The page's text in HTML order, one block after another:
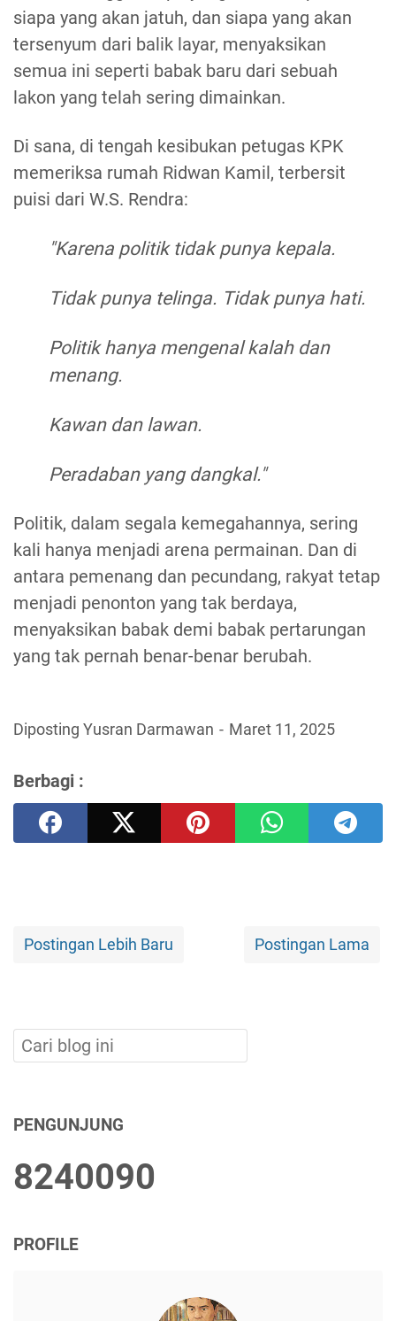
siapa yang akan jatuh, dan siapa yang akan
tersenyum dari balik layar, menyaksikan
semua ini seperti babak baru dari sebuah
lakon yang telah sering dimainkan.
Di sana, di tengah kesibukan petugas KPK
memeriksa rumah Ridwan Kamil, terbersit
puisi dari W.S. Rendra:
"Karena politik tidak punya kepala.
Tidak punya telinga. Tidak punya hati.
Politik hanya mengenal kalah dan
menang.
Kawan dan lawan.
Peradaban yang dangkal."
Politik, dalam segala kemegahannya, sering
kali hanya menjadi arena permainan. Dan di
antara pemenang dan pecundang, rakyat tetap
menjadi penonton yang tak berdaya,
menyaksikan babak demi babak pertarungan
yang tak pernah benar-benar berubah.
Diposting Yusran Darmawan Maret 11, 2025
Berbagi :
Postingan Lebih Baru Postingan Lama
PENGUNJUNG
8240090
PROFILE